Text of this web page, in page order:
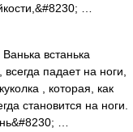
…
встанька
падает на ноги,
, которая, как
становится на ноги.
…